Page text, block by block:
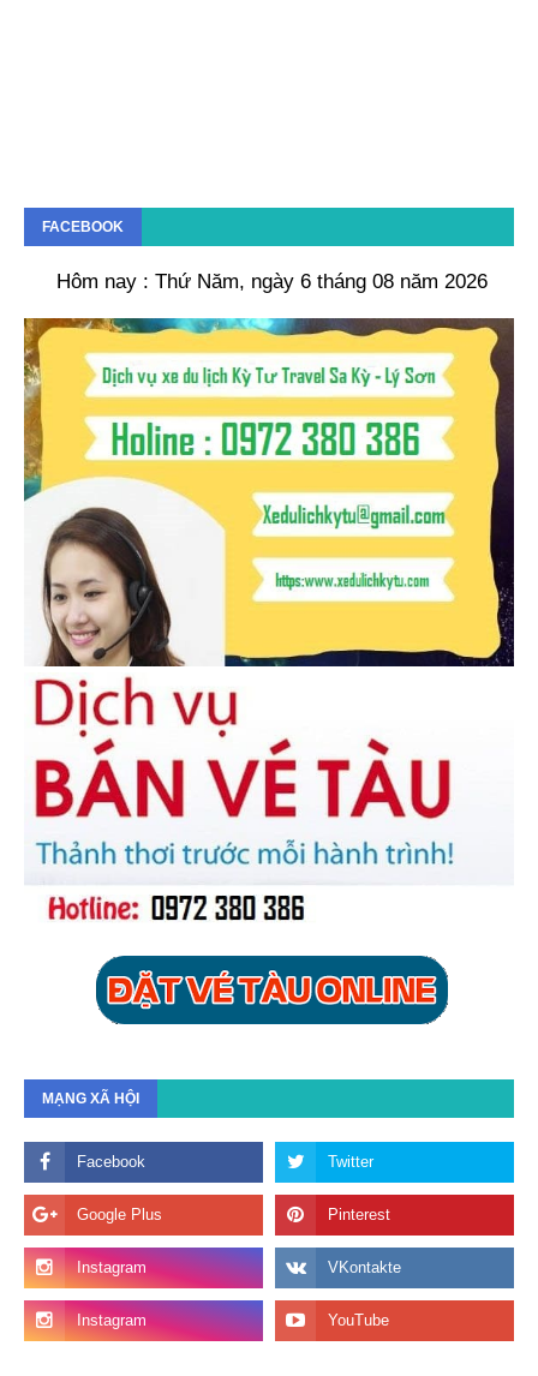
FACEBOOK
Hôm nay : Thứ Năm, ngày 6 tháng 08 năm 2026
MẠNG XÃ HỘI